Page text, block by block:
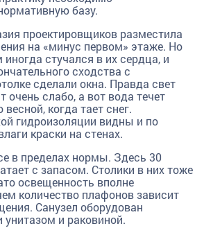
базу.
проектировщиков разместила
на «минус первом» этаже. Но
иногда стучался в их сердца, и
сходства с
сделали окна. Правда свет
очень слабо, а вот вода течет
когда тает снег.
гидроизоляции видны и по
краски на стенах.
в пределах нормы. Здесь 30
с запасом. Столики в них тоже
освещенность вполне
количество плафонов зависит
Санузел оборудован
и раковиной.